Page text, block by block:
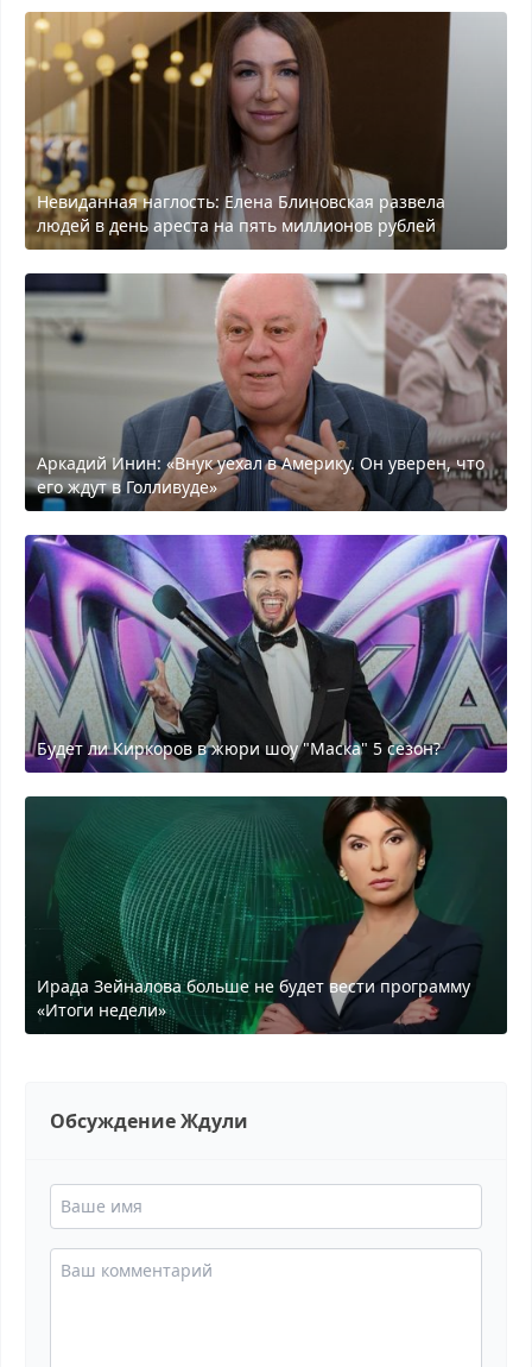
Невиданная наглость: Елена Блиновская развела
людей в день ареста на пять миллионов рублей
Аркадий Инин: «Внук уехал в Америку. Он уверен, что
его ждут в Голливуде»
Будет ли Киркоров в жюри шоу "Маска" 5 сезон?
Ирада Зейналова больше не будет вести программу
«Итоги недели»
Обсуждение Ждули